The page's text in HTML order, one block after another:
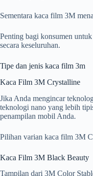
Sementara kaca film 3M
Penting bagi konsumen
secara keseluruhan.
Tipe dan jenis kaca film 3m
Kaca Film 3M Crystalline
Jika Anda mengincar
teknologi nano yang lebih
penampilan mobil Anda.
Pilihan varian kaca film 3M
Kaca Film 3M Black Beauty
Tampilan dari 3M Color